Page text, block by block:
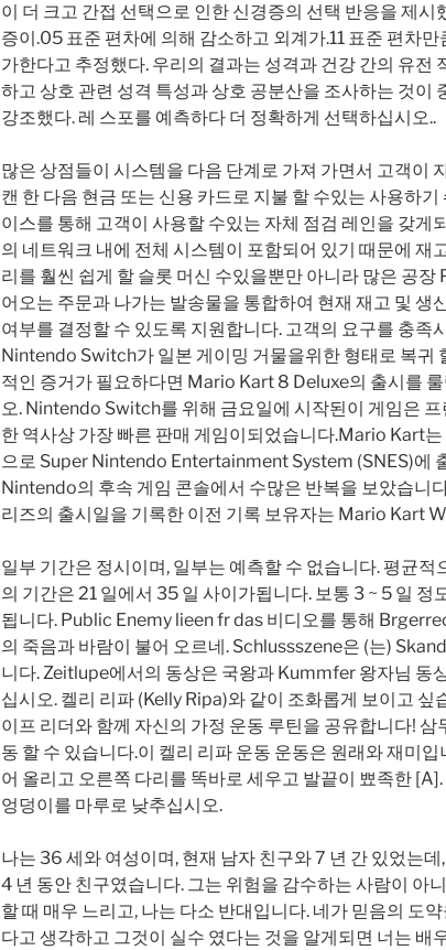
이 더 크고 간접 선택으로 인한 신경증의 선택 반응을 제시
증이.05 표준 편차에 의해 감소하고 외계가.11 표준 편차만
가한다고 추정했다. 우리의 결과는 성격과 건강 간의 유전
하고 상호 관련 성격 특성과 상호 공분산을 조사하는 것이
강조했다. 레 스포를 예측하다 더 정확하게 선택하십시오..
많은 상점들이 시스템을 다음 단계로 가져 가면서 고객이
캔 한 다음 현금 또는 신용 카드로 지불 할 수있는 사용하기
이스를 통해 고객이 사용할 수있는 자체 점검 레인을 갖게
의 네트워크 내에 전체 시스템이 포함되어 있기 때문에 재
리를 훨씬 쉽게 할 슬롯 머신 수있을뿐만 아니라 많은 공장
어오는 주문과 나가는 발송물을 통합하여 현재 재고 및 생
여부를 결정할 수 있도록 지원합니다. 고객의 요구를 충족
Nintendo Switch가 일본 게이밍 거물을위한 형태로 복귀
적인 증거가 필요하다면 Mario Kart 8 Deluxe의 출시를 룰
오. Nintendo Switch를 위해 금요일에 시작된이 게임은 프
한 역사상 가장 빠른 판매 게임이되었습니다.Mario Kart
으로 Super Nintendo Entertainment System (SNES)에
Nintendo의 후속 게임 콘솔에서 수많은 반복을 보았습니
리즈의 출시일을 기록한 이전 기록 보유자는 Mario Kart
일부 기간은 정시이며, 일부는 예측할 수 없습니다. 평균적
의 기간은 21 일에서 35 일 사이가됩니다. 보통 3 ~ 5 일 정
됩니다. Public Enemy lieen fr das 비디오를 통해
의 죽음과 바람이 불어 오르네. Schlussszene은 (는)
니다. Zeitlupe에서의 동상은 국왕과 Kummfer 왕자님 동
십시오. 켈리 리파 (Kelly Ripa)와 같이 조화롭게 보이고 싶
이프 리더와 함께 자신의 가정 운동 루틴을 공유합니다! 삼
동 할 수 있습니다.이 켈리 리파 운동 운동은 원래와 재미입
어 올리고 오른쪽 다리를 똑바로 세우고 발끝이 뾰족한
엉덩이를 마루로 낮추십시오.
나는 36 세와 여성이며, 현재 남자 친구와 7 년 간 있었는데
4 년 동안 친구였습니다. 그는 위험을 감수하는 사람이 아
할 때 매우 느리고, 나는 다소 반대입니다. 네가 믿음의 도
다고 생각하고 그것이 실수 였다는 것을 알게되면 너는 배